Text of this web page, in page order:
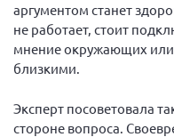
аргументом станет
не работает, стоит
мнение окружающих или
близкими.
Эксперт посоветовала
стороне вопроса.